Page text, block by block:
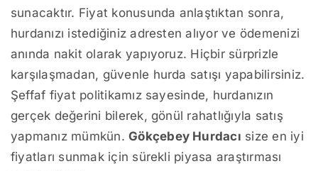
sunacaktır. Fiyat konusunda anlaştıktan sonra,
hurdanızı istediğiniz adresten alıyor ve ödemenizi
anında nakit olarak yapıyoruz. Hiçbir sürprizle
karşılaşmadan, güvenle hurda satışı yapabilirsiniz.
Şeffaf fiyat politikamız sayesinde, hurdanızın
gerçek değerini bilerek, gönül rahatlığıyla satış
yapmanız mümkün.Gökçebey Hurdacı size en iyi
fiyatları sunmak için sürekli piyasa araştırması